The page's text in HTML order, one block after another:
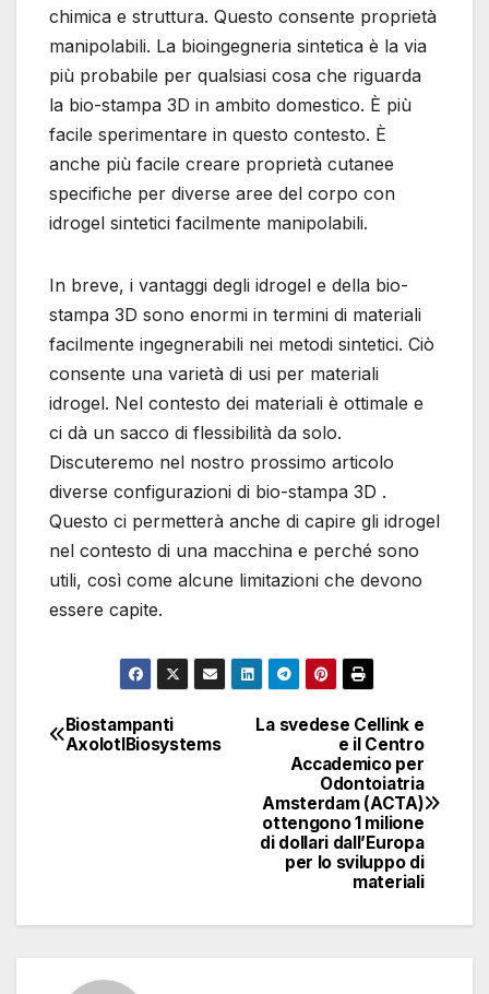
chimica e struttura. Questo consente proprietà
manipolabili. La bioingegneria sintetica è la via
più probabile per qualsiasi cosa che riguarda
la bio-stampa 3D in ambito domestico. È più
facile sperimentare in questo contesto. È
anche più facile creare proprietà cutanee
specifiche per diverse aree del corpo con
idrogel sintetici facilmente manipolabili.
In breve, i vantaggi degli idrogel e della bio-
stampa 3D sono enormi in termini di materiali
facilmente ingegnerabili nei metodi sintetici. Ciò
consente una varietà di usi per materiali
idrogel. Nel contesto dei materiali è ottimale e
ci dà un sacco di flessibilità da solo.
Discuteremo nel nostro prossimo articolo
diverse configurazioni di bio-stampa 3D .
Questo ci permetterà anche di capire gli idrogel
nel contesto di una macchina e perché sono
utili, così come alcune limitazioni che devono
essere capite.
Navigazione
La svedese Cellink e
e il Centro
Accademico per
Odontoiatria
Amsterdam (ACTA)
ottengono 1 milione
di dollari dall’Europa
per lo sviluppo di
materiali
Biostampanti
AxolotlBiosystems